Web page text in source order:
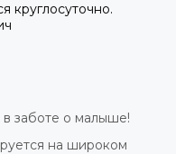
круглосуточно.
заботе о малыше!
на широком